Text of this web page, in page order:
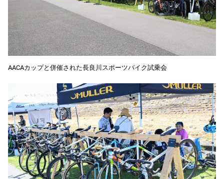
AACAカップと併催された長良川スポーツバイク試乗会